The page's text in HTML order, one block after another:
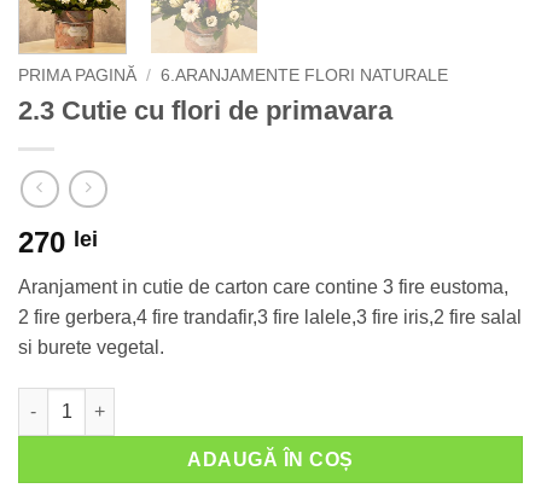
PRIMA PAGINĂ / 6.ARANJAMENTE FLORI NATURALE
2.3 Cutie cu flori de primavara
270 lei
Aranjament in cutie de carton care contine 3 fire eustoma,
2 fire gerbera,4 fire trandafir,3 fire lalele,3 fire iris,2 fire salal
si burete vegetal.
Cantitate 2.3 Cutie cu flori de primavara
ADAUGĂ ÎN COȘ